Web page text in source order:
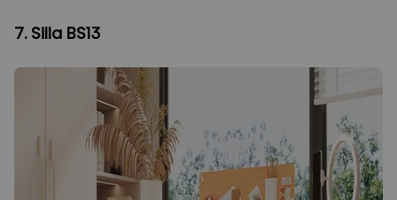
7. Silla BS13